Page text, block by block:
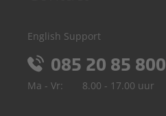
English Support
085 20 85 800
Ma - Vr: 8.00 - 17.00 uur